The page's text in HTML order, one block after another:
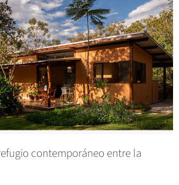
contemporáneo entre la